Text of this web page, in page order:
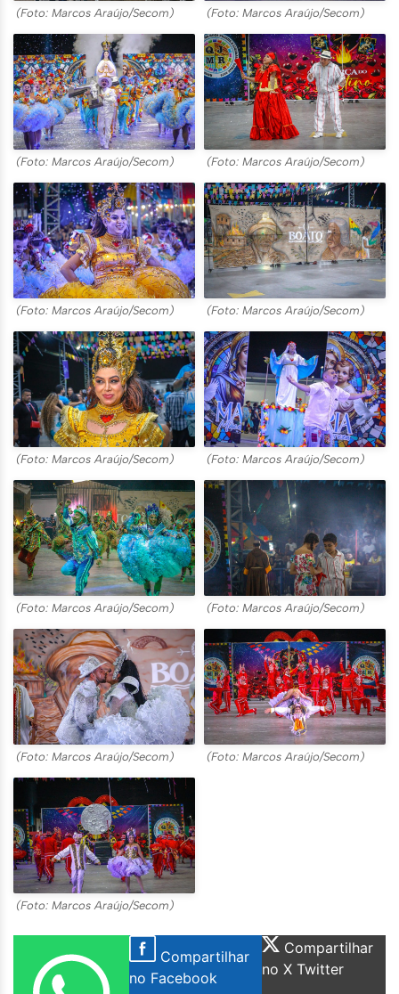
(Foto: Marcos Araújo/Secom) (Foto: Marcos Araújo/Secom)
(Foto: Marcos Araújo/Secom) (Foto: Marcos Araújo/Secom)
(Foto: Marcos Araújo/Secom) (Foto: Marcos Araújo/Secom)
(Foto: Marcos Araújo/Secom) (Foto: Marcos Araújo/Secom)
(Foto: Marcos Araújo/Secom) (Foto: Marcos Araújo/Secom)
(Foto: Marcos Araújo/Secom) (Foto: Marcos Araújo/Secom)
(Foto: Marcos Araújo/Secom)
Compartilhar
no Facebook
Compartilhar
no X Twitter